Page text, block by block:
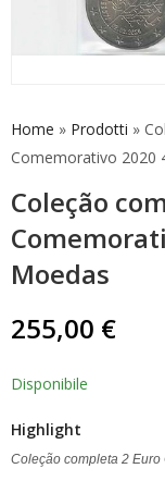
Home » Prodotti »
Comemorativo 2020
Coleção
Moedas
255,00 €
Disponibile
Highlight
Coleção completa 2